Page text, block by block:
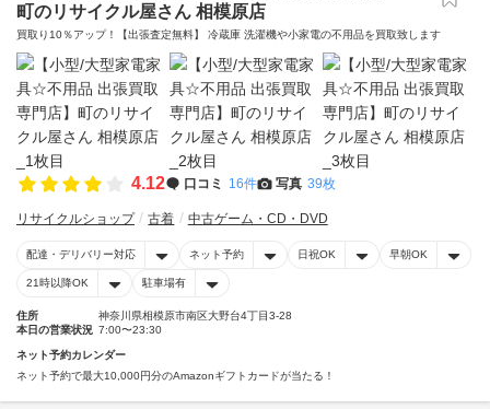
町のリサイクル屋さん 相模原店
買取り10％アップ！【出張査定無料】 冷蔵庫 洗濯機や小家電の不用品を買取致します
4.12 口コミ 16件 写真 39枚
リサイクルショップ 古着 中古ゲーム・CD・DVD
配達・デリバリー対応 ネット予約 日祝OK 早朝OK
21時以降OK 駐車場有
住所
神奈川県相模原市南区大野台4丁目3-28
本日の営業状況 7:00〜23:30
ネット予約カレンダー
ネット予約で最大10,000円分のAmazonギフトカードが当たる！